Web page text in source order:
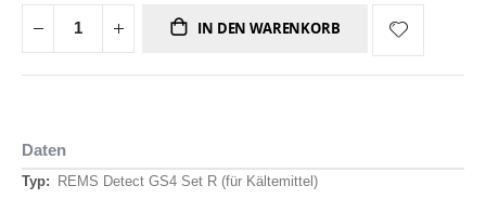
IN DEN WARENKORB
Daten
Daten REMS Detect GS4 Set R (für Kältemittel)